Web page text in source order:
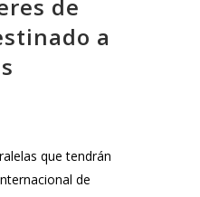
de
a
que tendrán
de